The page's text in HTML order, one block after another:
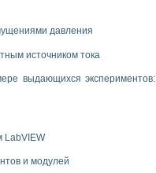
давления
источником тока
выдающихся экспериментов:
LabVIEW
и модулей